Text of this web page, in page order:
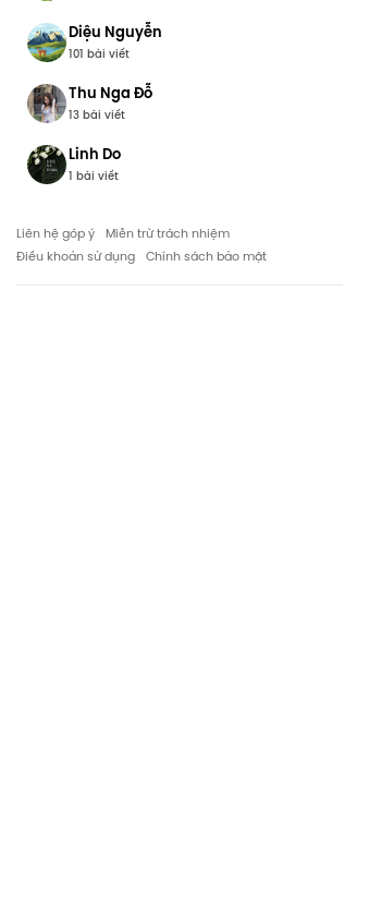
Diệu Nguyễn
101 bài viết
Thu Nga Đỗ
13 bài viết
Linh Do
1 bài viết
Liên hệ góp ý
Miễn trừ trách nhiệm
Điều khoản sử dụng
Chính sách bảo mật